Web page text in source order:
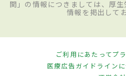
関」の情報につきましては、厚生
情報を掲出して
ご利用にあたってプ
医療広告ガイドライン